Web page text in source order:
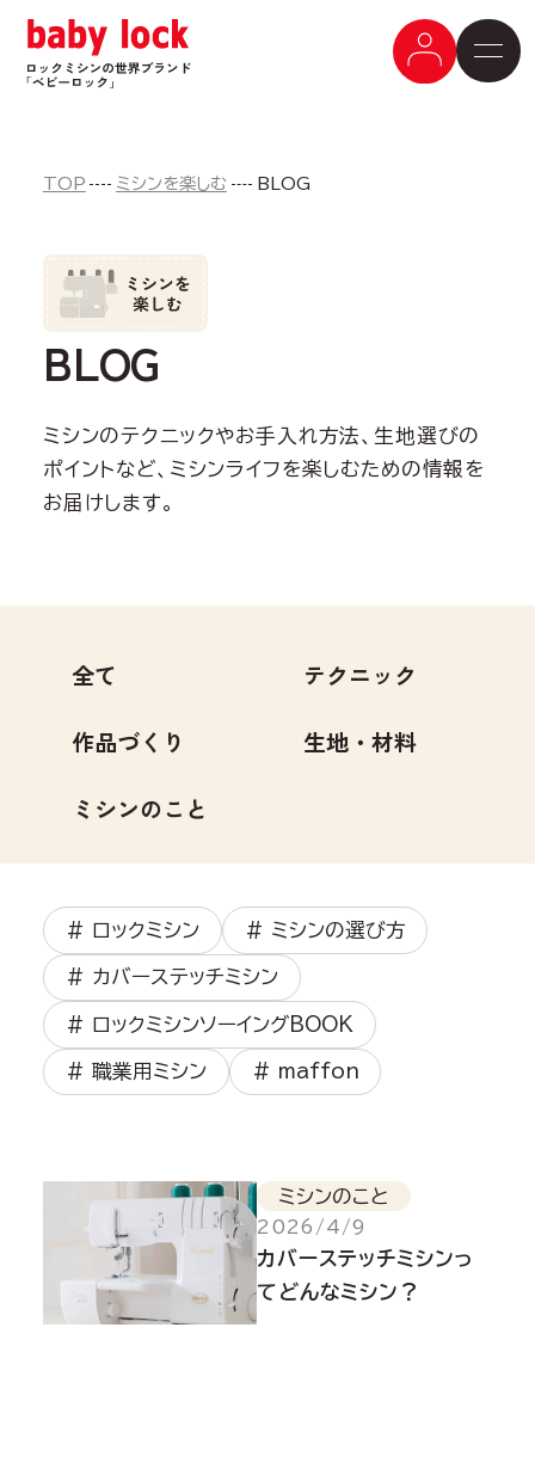
TOP ミシンを楽しむ BLOG
BLOG
ミシンのテクニックやお手入れ方法、生地選びの
ポイントなど、ミシンライフを楽しむための情報を
お届けします。
全て テクニック
作品づくり 生地・材料
ミシンのこと
# ロックミシン # ミシンの選び方
# カバーステッチミシン
# ロックミシンソーイングBOOK
# 職業用ミシン # maffon
ミシンのこと
2026/4/9
カバーステッチミシンっ
てどんなミシン？